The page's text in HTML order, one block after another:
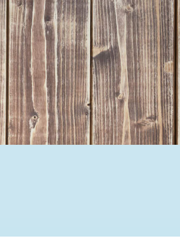
Ehrenamtssuchmaschine
Freiwilliges Soziales
Koordinierungszentren für
Engagierte Stadt
Freiwilligendienste
Freiwilligentage
Hessen hilft Ukraine
Zeig uns dein
Wettbewerb |
Wettbewerb | 80 Jahre
8 Vereine x 80 Jahre x
Crowdfunding - Viele